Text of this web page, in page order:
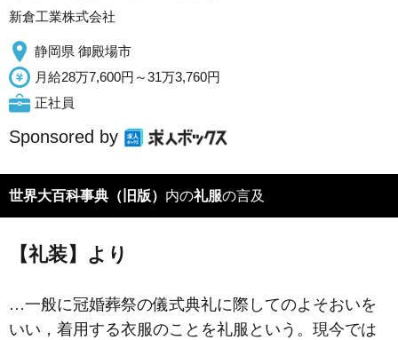
新倉工業株式会社
静岡県 御殿場市
月給28万7,600円～31万3,760円
正社員
Sponsored by
世界大百科事典（旧版） 内の礼服の言及
【礼装】より
…一般に冠婚葬祭の儀式典礼に際してのよそおいを
いい，着用する衣服のことを礼服という。現今では